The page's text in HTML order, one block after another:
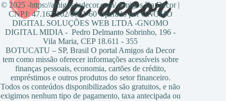
© 2025 -https://amigosdadecor.com/ Amigos Da Decor |
CNPJ: 47.167.102/0001-60 Operado por GNOMO
DIGITAL SOLUÇÕES WEB LTDA -GNOMO
DIGITAL MIDIA - Pedro Delmanto Sobrinho, 196 -
Vila Maria, CEP 18.611 - 355
BOTUCATU – SP, Brasil O portal Amigos da Decor
tem como missão oferecer informações acessíveis sobre
finanças pessoais, economia, cartões de crédito,
empréstimos e outros produtos do setor financeiro.
Todos os conteúdos disponibilizados são gratuitos, e não
exigimos nenhum tipo de pagamento, taxa antecipada ou